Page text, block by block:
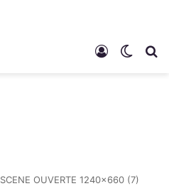
Connexion
SCENE OUVERTE 1240×660 (7)